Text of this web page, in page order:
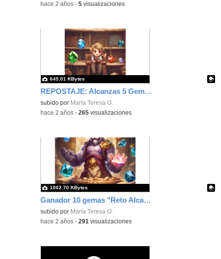
-hace 2 años -5 visualizaciones
REPOSTAJE: Alcanzas 5 Gemas por tu trabajo
Contenido educativo.
subido por María Teresa O.
645.01 KBytes
-hace 2 años -265 visualizaciones
Ganador 10 gemas "Reto Alcanza las gemas y el bastón de Navidad"
Contenido educativo.
subido por María Teresa O.
1002.70 KBytes
-hace 2 años -291 visualizaciones